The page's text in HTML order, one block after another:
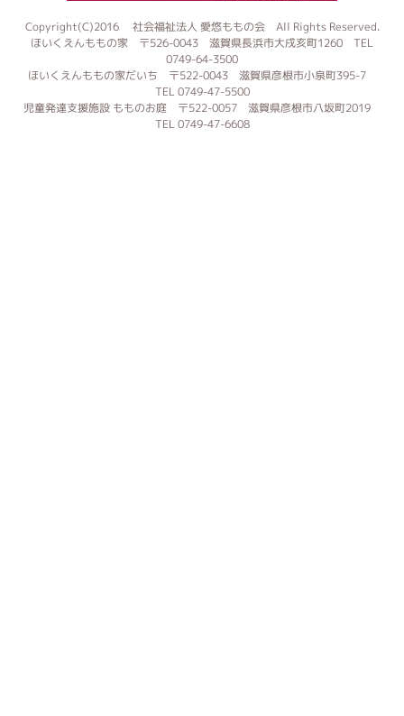
Copyright(C)2016 社会福祉法人 愛悠ももの会 All Rights Reserved.
ほいくえんももの家 〒526-0043 滋賀県長浜市大戌亥町1260 TEL
0749-64-3500
ほいくえんももの家だいち 〒522-0043 滋賀県彦根市小泉町395-7
TEL 0749-47-5500
児童発達支援施設 もものお庭 〒522-0057 滋賀県彦根市八坂町2019
TEL 0749-47-6608